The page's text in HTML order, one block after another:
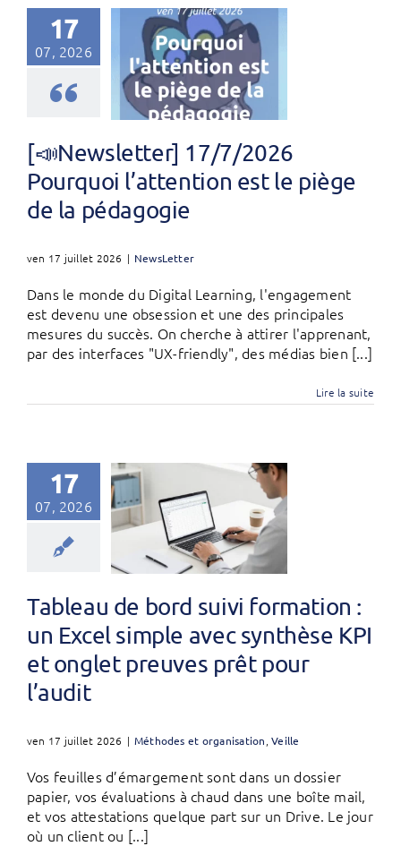
17
07, 2026
[📣Newsletter] 17/7/2026
Pourquoi l’attention est le piège
de la pédagogie
ven 17 juillet 2026 | NewsLetter
Dans le monde du Digital Learning, l'engagement
est devenu une obsession et une des principales
mesures du succès. On cherche à attirer l'apprenant,
par des interfaces "UX-friendly", des médias bien [...]
Lire la suite
17
07, 2026
Tableau de bord suivi formation :
un Excel simple avec synthèse KPI
et onglet preuves prêt pour
l’audit
ven 17 juillet 2026 | Méthodes et organisation ,Veille
Vos feuilles d’émargement sont dans un dossier
papier, vos évaluations à chaud dans une boîte mail,
et vos attestations quelque part sur un Drive. Le jour
où un client ou [...]